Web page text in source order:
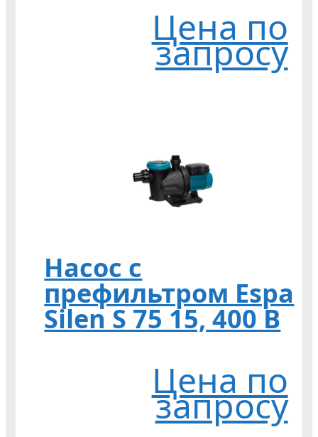
Цена по
запросу
Насос с
префильтром Espa
Silen S 75 15, 400 В
Цена по
запросу